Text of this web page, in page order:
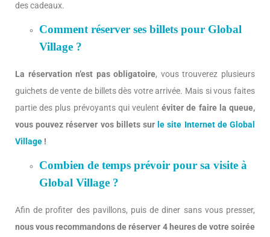
des cadeaux.
Comment réserver ses billets pour Global
Village ?
La réservation n’est pas obligatoire, vous trouverez plusieurs
guichets de vente de billets dès votre arrivée. Mais si vous faites
partie des plus prévoyants qui veulentéviter de faire la queue,
vous pouvez réserver vos billets sur le site Internet de Global
Village !
Combien de temps prévoir pour sa visite à
Global Village ?
Afin de profiter des pavillons, puis de diner sans vous presser,
nous vous recommandons de réserver 4 heures de votre soirée